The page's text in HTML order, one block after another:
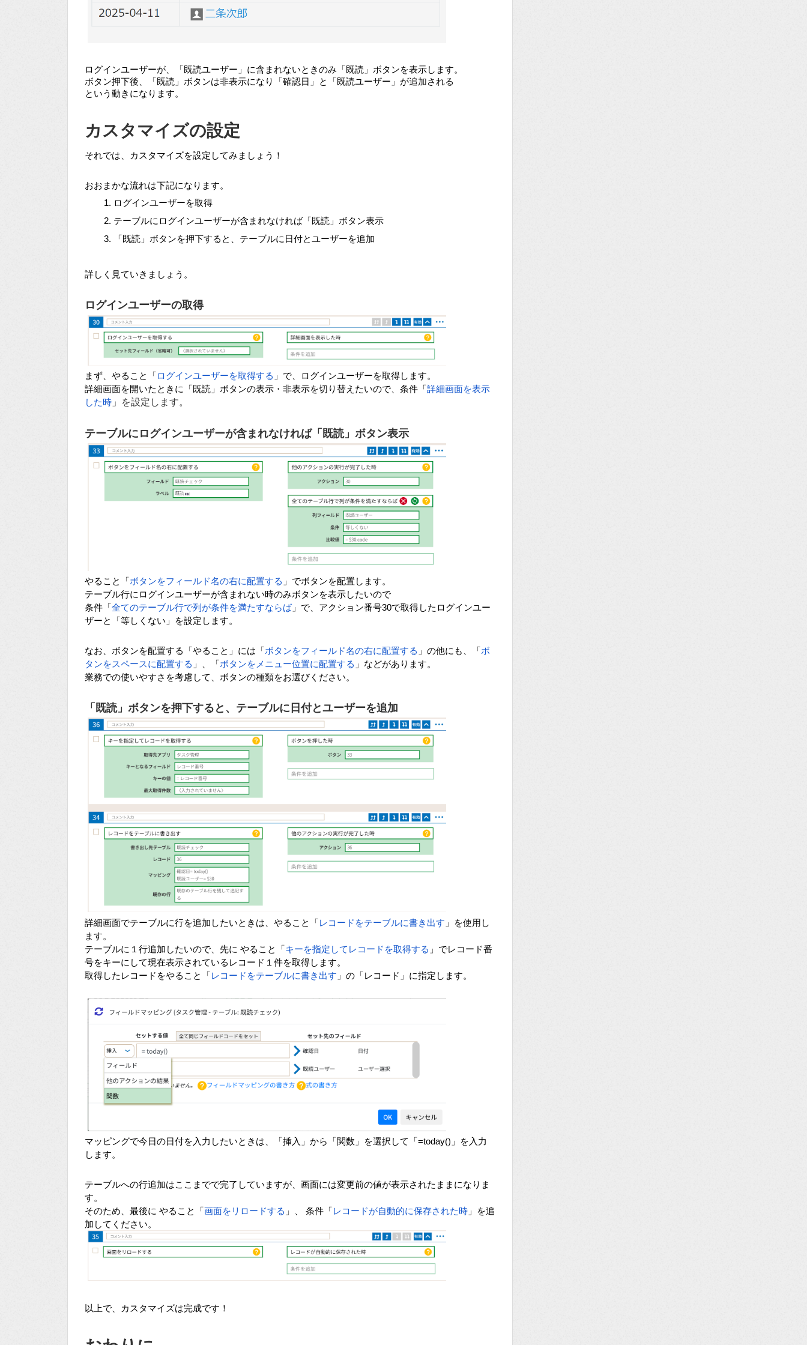
ログインユーザーが、「既読ユーザー」に含まれないときのみ「既読」ボタンを表示します。
ボタン押下後、「既読」ボタンは非表示になり「確認日」と「既読ユーザー」が追加される
という動きになります。
カスタマイズの設定
それでは、カスタマイズを設定してみましょう！
おおまかな流れは下記になります。
ログインユーザーを取得
テーブルにログインユーザーが含まれなければ「既読」ボタン表示
「既読」ボタンを押下すると、テーブルに日付とユーザーを追加
詳しく見ていきましょう。
ログインユーザーの取得
まず、やること「ログインユーザーを取得する 」で、ログインユーザーを取得します。
詳細画面を開いたときに「既読」ボタンの表示・非表示を切り替えたいので、条件「詳細画面を表示
した時 」を設定します。
テーブルにログインユーザーが含まれなければ「既読」ボタン表示
やること「 ボタンをフィールド名の右に配置する 」でボタンを配置します。
テーブル行にログインユーザーが含まれない時のみボタンを表示したいので
条件「 全てのテーブル行で列が条件を満たすならば」で、アクション番号30で取得したログインユー
ザーと「等しくない」を設定します。
なお、ボタンを配置する「やること」には「 ボタンをフィールド名の右に配置する 」の他にも、「 ボ
タンをスペースに配置する 」、「 ボタンをメニュー位置に配置する 」などがあります。
業務での使いやすさを考慮して、ボタンの種類をお選びください。
「既読」ボタンを押下すると、テーブルに日付とユーザーを追加
詳細画面でテーブルに行を追加したいときは、やること「 レコードをテーブルに書き出す 」を使用し
ます。
テーブルに１行追加したいので、先に やること「 キーを指定してレコードを取得する 」でレコード番
号をキーにして現在表示されているレコード１件を取得します。
取得したレコードをやること「 レコードをテーブルに書き出す 」の「レコード」に指定します。
マッピングで今日の日付を入力したいときは、「挿入」から「関数」を選択して「=today()」を入力
します。
テーブルへの行追加はここまでで完了していますが、画面には変更前の値が表示されたままになりま
す。
そのため、最後に やること「 画面をリロードする 」、 条件「 レコードが自動的に保存された時 」を追
加してください。
以上で、カスタマイズは完成です！